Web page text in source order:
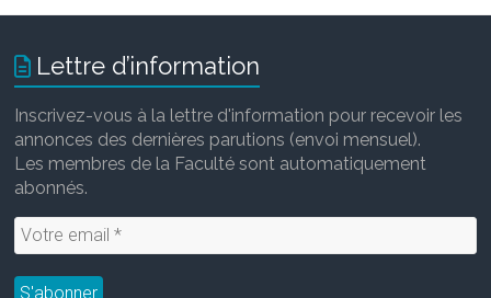
Lettre d’information
Inscrivez-vous à la lettre d'information pour recevoir les
annonces des dernières parutions (envoi mensuel).
Les membres de la Faculté sont automatiquement
abonnés.